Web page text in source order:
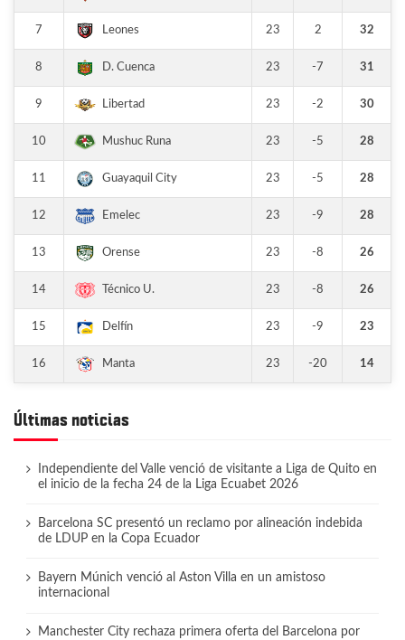
7 Leones 23 2 32
8 D. Cuenca 23 -7 31
9 Libertad 23 -2 30
10 Mushuc Runa 23 -5 28
11 Guayaquil City 23 -5 28
12 Emelec 23 -9 28
13 Orense 23 -8 26
14 Técnico U. 23 -8 26
15 Delfín 23 -9 23
16 Manta 23 -20 14
Últimas noticias
Independiente del Valle venció de visitante a Liga de Quito en
el inicio de la fecha 24 de la Liga Ecuabet 2026
Barcelona SC presentó un reclamo por alineación indebida
de LDUP en la Copa Ecuador
Bayern Múnich venció al Aston Villa en un amistoso
internacional
Manchester City rechaza primera oferta del Barcelona por